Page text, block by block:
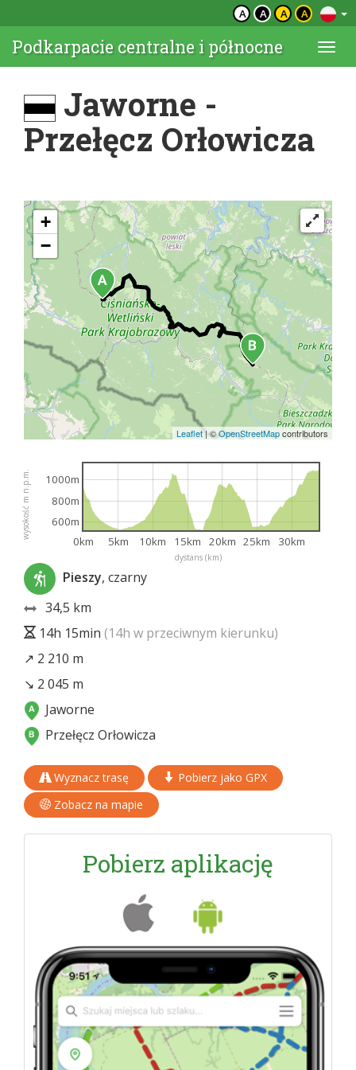
A A A A
Podkarpacie centralne i północne
Jaworne -
Przełęcz Orłowicza
+
−
Leaflet|©OpenStreetMapcontributors
dystans (km)
wysokość m n.p.m.
0km 5km 10km 15km 20km 25km 30km
600m
800m
1000m
Pieszy, czarny
34,5 km
14h 15min (14h w przeciwnym kierunku)
↗ 2 210 m
↘ 2 045 m
Jaworne
Przełęcz Orłowicza
Wyznacz trasę
Pobierz jako GPX
Zobacz na mapie
Pobierz aplikację